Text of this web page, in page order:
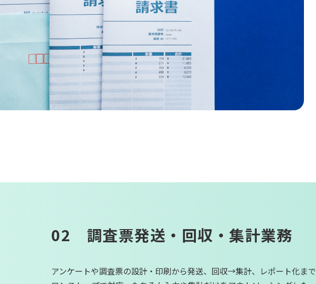
02 調査票発送・回収・集計業務
アンケートや調査票の設計・印刷から発送、回収→集計、レポート化まで